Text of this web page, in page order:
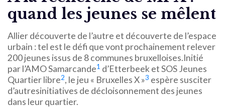
quand les jeunes se mêlent
Allier découverte de l’autre et découverte de l’espace
urbain : tel est le défi que vont prochainement relever
200 jeunes issus de 8 communes bruxelloises.Initié
par l’AMO Samarcande1 d’Etterbeek et SOS Jeunes
Quartier libre2, le jeu « Bruxelles X »3 espère susciter
d’autresinitiatives de décloisonnement des jeunes
dans leur quartier.